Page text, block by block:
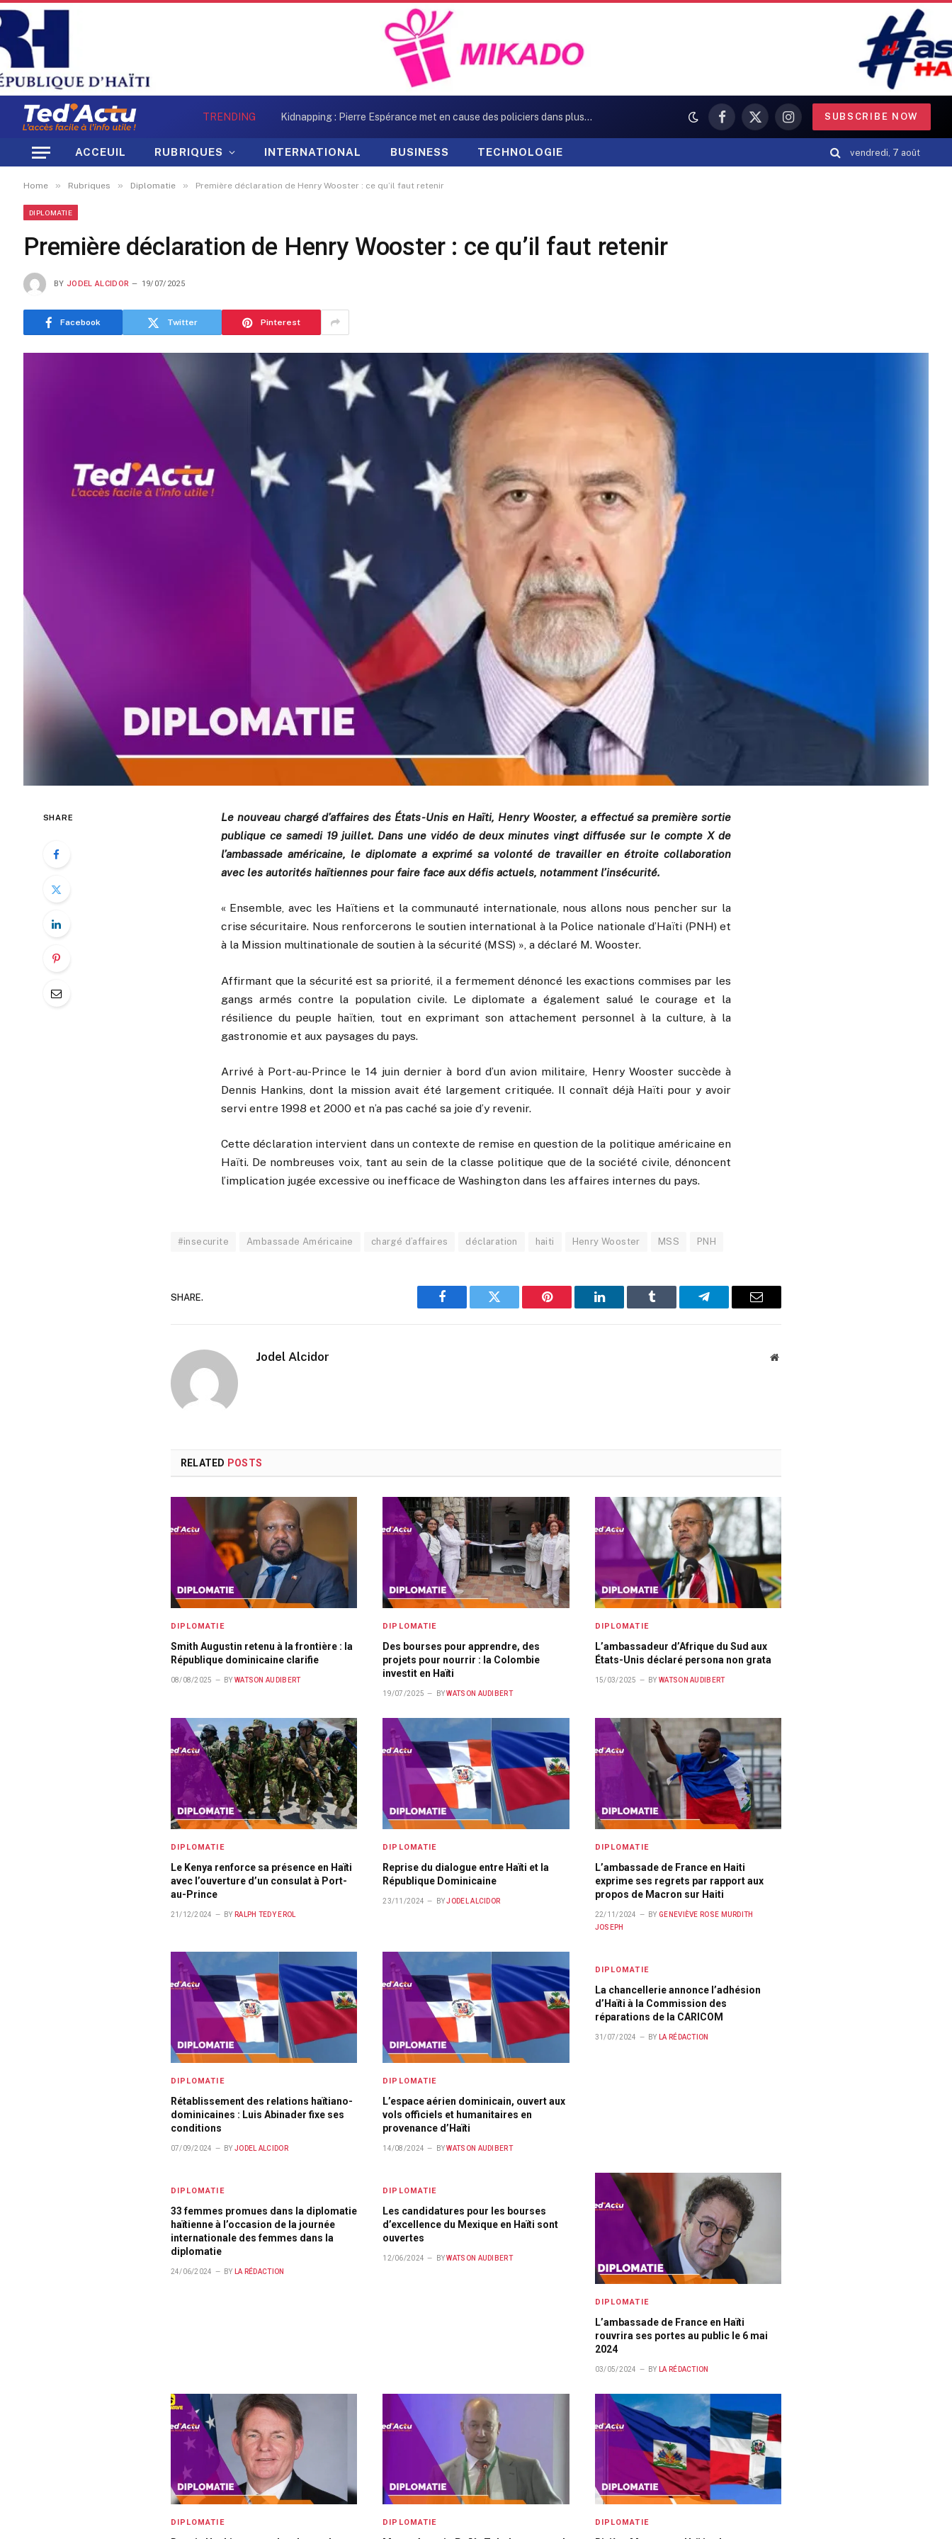
TRENDING Kidnapping : Pierre Espérance met en cause des policiers dans plusieurs enlèvements
Facebook
X
(Twitter)
Instagram
SUBSCRIBE NOW
ACCEUIL RUBRIQUES INTERNATIONAL BUSINESS TECHNOLOGIE vendredi, 7 août
Home » Rubriques » Diplomatie » Première déclaration de Henry Wooster : ce qu’il faut retenir
DIPLOMATIE
Première déclaration de Henry Wooster : ce qu’il faut retenir
BY JODEL ALCIDOR 19/07/2025
Facebook Twitter Pinterest
SHARE
Le nouveau chargé d’affaires des États-Unis en Haïti, Henry Wooster, a effectué sa première sortie
publique ce samedi 19 juillet. Dans une vidéo de deux minutes vingt diffusée sur le compte X de
l’ambassade américaine, le diplomate a exprimé sa volonté de travailler en étroite collaboration
avec les autorités haïtiennes pour faire face aux défis actuels, notamment l’insécurité.
« Ensemble, avec les Haïtiens et la communauté internationale, nous allons nous pencher sur la
crise sécuritaire. Nous renforcerons le soutien international à la Police nationale d’Haïti (PNH) et
à la Mission multinationale de soutien à la sécurité (MSS) », a déclaré M. Wooster.
Affirmant que la sécurité est sa priorité, il a fermement dénoncé les exactions commises par les
gangs armés contre la population civile. Le diplomate a également salué le courage et la
résilience du peuple haïtien, tout en exprimant son attachement personnel à la culture, à la
gastronomie et aux paysages du pays.
Arrivé à Port-au-Prince le 14 juin dernier à bord d’un avion militaire, Henry Wooster succède à
Dennis Hankins, dont la mission avait été largement critiquée. Il connaît déjà Haïti pour y avoir
servi entre 1998 et 2000 et n’a pas caché sa joie d’y revenir.
Cette déclaration intervient dans un contexte de remise en question de la politique américaine en
Haïti. De nombreuses voix, tant au sein de la classe politique que de la société civile, dénoncent
l’implication jugée excessive ou inefficace de Washington dans les affaires internes du pays.
#insecurite Ambassade Américaine chargé d’affaires déclaration haiti Henry Wooster MSS PNH
SHARE.
Facebook Twitter Pinterest LinkedIn Tumblr Telegram Email
Jodel Alcidor Website
RELATED POSTS
DIPLOMATIE
Smith Augustin retenu à la frontière : la
République dominicaine clarifie
08/08/2025 BY WATSON AUDIBERT
DIPLOMATIE
Des bourses pour apprendre, des
projets pour nourrir : la Colombie
investit en Haïti
19/07/2025 BY WATSON AUDIBERT
DIPLOMATIE
L’ambassadeur d’Afrique du Sud aux
États-Unis déclaré persona non grata
15/03/2025 BY WATSON AUDIBERT
DIPLOMATIE
Le Kenya renforce sa présence en Haïti
avec l’ouverture d’un consulat à Port-
au-Prince
21/12/2024 BY RALPH TEDY EROL
DIPLOMATIE
Reprise du dialogue entre Haïti et la
République Dominicaine
23/11/2024 BY JODEL ALCIDOR
DIPLOMATIE
L’ambassade de France en Haiti
exprime ses regrets par rapport aux
propos de Macron sur Haiti
22/11/2024 BY GENEVIÈVE ROSE MURDITH
JOSEPH
DIPLOMATIE
Rétablissement des relations haïtiano-
dominicaines : Luis Abinader fixe ses
conditions
07/09/2024 BY JODEL ALCIDOR
DIPLOMATIE
L’espace aérien dominicain, ouvert aux
vols officiels et humanitaires en
provenance d’Haïti
14/08/2024 BY WATSON AUDIBERT
DIPLOMATIE
La chancellerie annonce l’adhésion
d’Haïti à la Commission des
réparations de la CARICOM
31/07/2024 BY LA RÉDACTION
DIPLOMATIE
33 femmes promues dans la diplomatie
haïtienne à l’occasion de la journée
internationale des femmes dans la
diplomatie
24/06/2024 BY LA RÉDACTION
DIPLOMATIE
Les candidatures pour les bourses
d’excellence du Mexique en Haïti sont
ouvertes
12/06/2024 BY WATSON AUDIBERT
DIPLOMATIE
L’ambassade de France en Haïti
rouvrira ses portes au public le 6 mai
2024
03/05/2024 BY LA RÉDACTION
DIPLOMATIE DIPLOMATIE DIPLOMATIE